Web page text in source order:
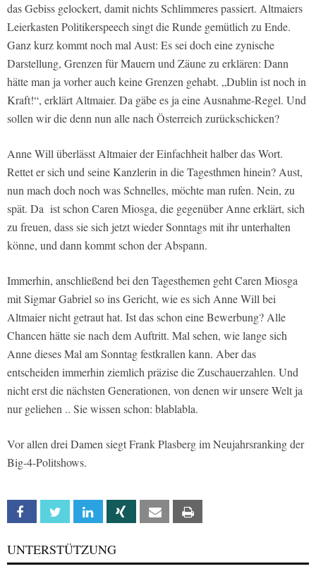
das Gebiss gelockert, damit nichts Schlimmeres passiert. Altmaiers
Leierkasten Politikerspeech singt die Runde gemütlich zu Ende.
Ganz kurz kommt noch mal Aust: Es sei doch eine zynische
Darstellung, Grenzen für Mauern und Zäune zu erklären: Dann
hätte man ja vorher auch keine Grenzen gehabt. „Dublin ist noch in
Kraft!“, erklärt Altmaier. Da gäbe es ja eine Ausnahme-Regel. Und
sollen wir die denn nun alle nach Österreich zurückschicken?
Anne Will überlässt Altmaier der Einfachheit halber das Wort.
Rettet er sich und seine Kanzlerin in die Tagesthmen hinein? Aust,
nun mach doch noch was Schnelles, möchte man rufen. Nein, zu
spät. Da ist schon Caren Miosga, die gegenüber Anne erklärt, sich
zu freuen, dass sie sich jetzt wieder Sonntags mit ihr unterhalten
könne, und dann kommt schon der Abspann.
Immerhin, anschließend bei den Tagesthemen geht Caren Miosga
mit Sigmar Gabriel so ins Gericht, wie es sich Anne Will bei
Altmaier nicht getraut hat. Ist das schon eine Bewerbung? Alle
Chancen hätte sie nach dem Auftritt. Mal sehen, wie lange sich
Anne dieses Mal am Sonntag festkrallen kann. Aber das
entscheiden immerhin ziemlich präzise die Zuschauerzahlen. Und
nicht erst die nächsten Generationen, von denen wir unsere Welt ja
nur geliehen .. Sie wissen schon: blablabla.
Vor allen drei Damen siegt Frank Plasberg im Neujahrsranking der
Big-4-Politshows.
Facebook Twitter Linkedin Xing Email
UNTERSTÜTZUNG